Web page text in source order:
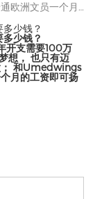
欧洲文员一个月…
少钱？
少钱？
开支需要100万
想， 也只有迈
； 和Umedwings
月的工资即可扬